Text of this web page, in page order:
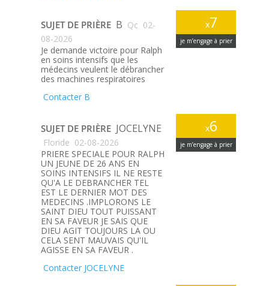
x7
je m’engage à prier
SUJET DE PRIÈRE B Qc 02-
08-2026
Je demande victoire pour Ralph
en soins intensifs que les
médecins veulent le débrancher
des machines respiratoires
Contacter B
x6
je m’engage à prier
SUJET DE PRIÈRE JOCELYNE
Floride 02-08-2026
PRIERE SPECIALE POUR RALPH
UN JEUNE DE 26 ANS EN
SOINS INTENSIFS IL NE RESTE
QU'A LE DEBRANCHER TEL
EST LE DERNIER MOT DES
MEDECINS .IMPLORONS LE
SAINT DIEU TOUT PUISSANT
EN SA FAVEUR JE SAIS QUE
DIEU AGIT TOUJOURS LA OU
CELA SENT MAUVAIS QU'IL
AGISSE EN SA FAVEUR .
Contacter JOCELYNE